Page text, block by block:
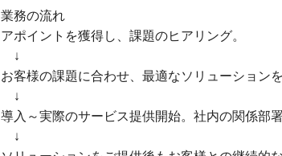
業務の流れ
アポイントを獲得し、課題のヒアリング。
↓
お客様の課題に合わせ、最適なソリューション
↓
導入～実際のサービス提供開始。社内の関係部
↓